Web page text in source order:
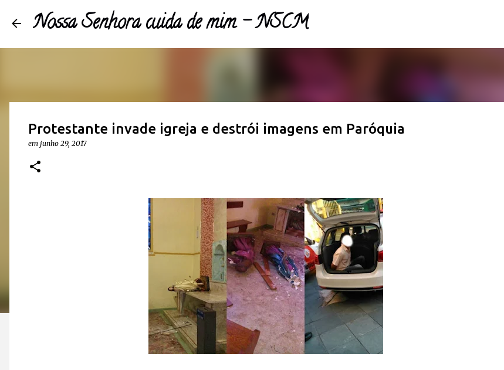
Nossa Senhora cuida de mim - NSCM
Protestante invade igreja e destrói imagens em Paróquia
em junho 29, 2017